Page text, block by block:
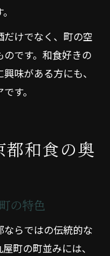
けでなく、町の空
です。和食好きの
味がある方にも、
す。
和食の奥
の特色
らではの伝統的な
町の町並みには、